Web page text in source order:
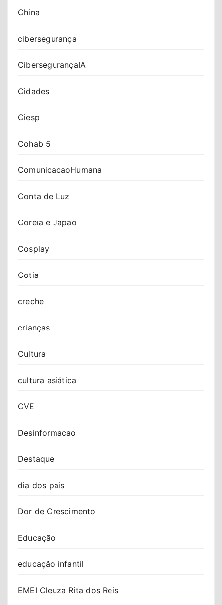
China
cibersegurança
CibersegurançaIA
Cidades
Ciesp
Cohab 5
ComunicacaoHumana
Conta de Luz
Coreia e Japão
Cosplay
Cotia
creche
crianças
Cultura
cultura asiática
CVE
Desinformacao
Destaque
dia dos pais
Dor de Crescimento
Educação
educação infantil
EMEI Cleuza Rita dos Reis